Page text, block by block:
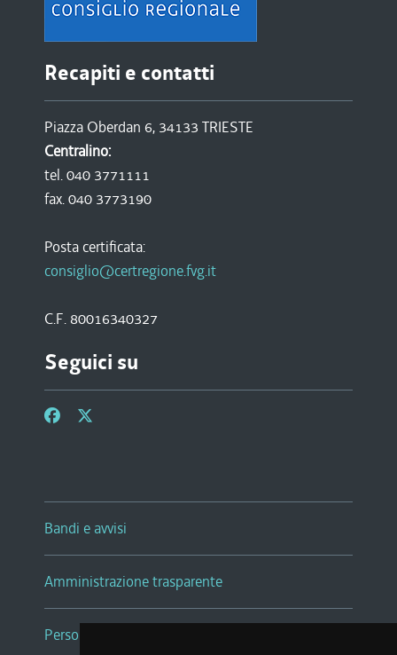
Recapiti e contatti
Piazza Oberdan 6, 34133 TRIESTE
Centralino:
tel. 040 3771111
fax. 040 3773190
Posta certificata:
consiglio@certregione.fvg.it
C.F. 80016340327
Seguici su
Bandi e avvisi
Amministrazione trasparente
Persone e Uffici